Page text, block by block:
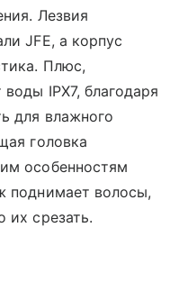
Лезвия
JFE, а корпус
Плюс,
IPX7, благодаря
для влажного
головка
особенностям
поднимает волосы,
их срезать.